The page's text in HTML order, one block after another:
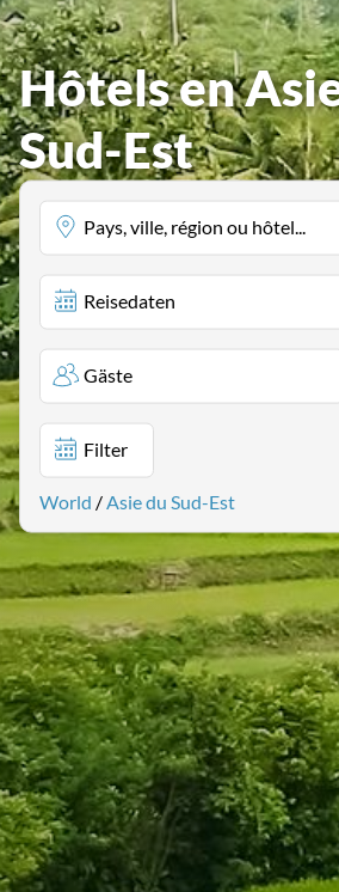
Hôtels en
Sud-Est
Pays, ville, région ou hôtel...
Reisedaten
Gäste
Filter
World /Asie du Sud-Est